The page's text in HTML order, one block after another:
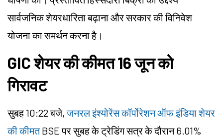
सार्वजनिक शेयरधारिता बढ़ाना और सरकार की विनिवेश
योजना का समर्थन करना है।
GIC शेयर की कीमत 16 जून को
गिरावट
सुबह 10:22 बजे,जनरल इंश्योरेंस कॉर्पोरेशन ऑफ इंडिया शेयर
की कीमतBSE पर सुबह के ट्रेडिंग सत्र के दौरान 6.01%